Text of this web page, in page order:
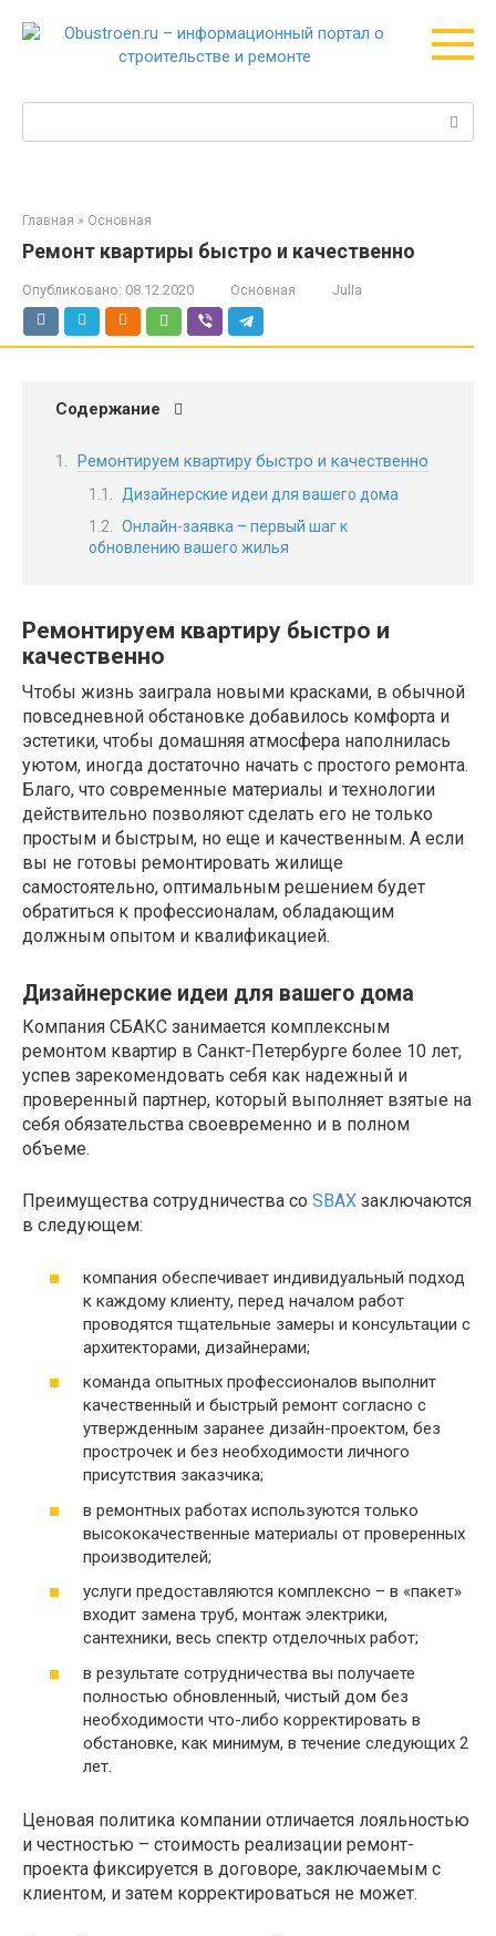
Поиск:
Главная » Основная
Ремонт квартиры быстро и качественно
Опубликовано: 08.12.2020 Основная JulIa
Содержание
Ремонтируем квартиру быстро и качественно
Дизайнерские идеи для вашего дома
Онлайн-заявка – первый шаг к
обновлению вашего жилья
Ремонтируем квартиру быстро и
качественно
Чтобы жизнь заиграла новыми красками, в обычной
повседневной обстановке добавилось комфорта и
эстетики, чтобы домашняя атмосфера наполнилась
уютом, иногда достаточно начать с простого ремонта.
Благо, что современные материалы и технологии
действительно позволяют сделать его не только
простым и быстрым, но еще и качественным. А если
вы не готовы ремонтировать жилище
самостоятельно, оптимальным решением будет
обратиться к профессионалам, обладающим
должным опытом и квалификацией.
Дизайнерские идеи для вашего дома
Компания СБАКС занимается комплексным
ремонтом квартир в Санкт-Петербурге более 10 лет,
успев зарекомендовать себя как надежный и
проверенный партнер, который выполняет взятые на
себя обязательства своевременно и в полном
объеме.
Преимущества сотрудничества со SBAX заключаются
в следующем:
компания обеспечивает индивидуальный подход
к каждому клиенту, перед началом работ
проводятся тщательные замеры и консультации с
архитекторами, дизайнерами;
команда опытных профессионалов выполнит
качественный и быстрый ремонт согласно с
утвержденным заранее дизайн-проектом, без
прострочек и без необходимости личного
присутствия заказчика;
в ремонтных работах используются только
высококачественные материалы от проверенных
производителей;
услуги предоставляются комплексно – в «пакет»
входит замена труб, монтаж электрики,
сантехники, весь спектр отделочных работ;
в результате сотрудничества вы получаете
полностью обновленный, чистый дом без
необходимости что-либо корректировать в
обстановке, как минимум, в течение следующих 2
лет.
Ценовая политика компании отличается лояльностью
и честностью – стоимость реализации ремонт-
проекта фиксируется в договоре, заключаемым с
клиентом, и затем корректироваться не может.